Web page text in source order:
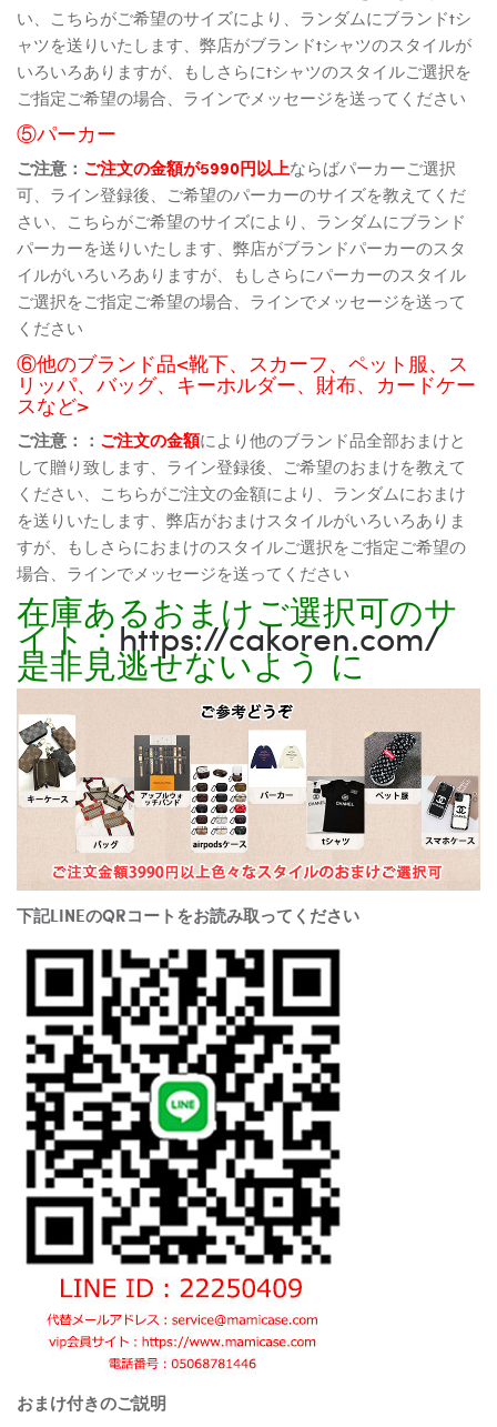
い、こちらがご希望のサイズにより、ランダムにブランドtシ
ャツを送りいたします、弊店がブランドtシャツのスタイルが
いろいろありますが、もしさらにtシャツのスタイルご選択を
ご指定ご希望の場合、ラインでメッセージを送ってください
⑤パーカー
ご注意： ご注文の金額が5990円以上ならばパーカーご選択
可、ライン登録後、ご希望のパーカーのサイズを教えてくだ
さい、こちらがご希望のサイズにより、ランダムにブランド
パーカーを送りいたします、弊店がブランドパーカーのスタ
イルがいろいろありますが、もしさらにパーカーのスタイル
ご選択をご指定ご希望の場合、ラインでメッセージを送って
ください
⑥他のブランド品<靴下、スカーフ、ペット服、ス
リッパ、バッグ、キーホルダー、財布、カードケー
スなど>
ご注意：： ご注文の金額により他のブランド品全部おまけと
して贈り致します、ライン登録後、ご希望のおまけを教えて
ください、こちらがご注文の金額により、ランダムにおまけ
を送りいたします、弊店がおまけスタイルがいろいろありま
すが、もしさらにおまけのスタイルご選択をご指定ご希望の
場合、ラインでメッセージを送ってください
在庫あるおまけご選択可のサ
イト：https://cakoren.com/
是非見逃せないよう に
下記LINEのQRコートをお読み取ってください
おまけ付きのご説明